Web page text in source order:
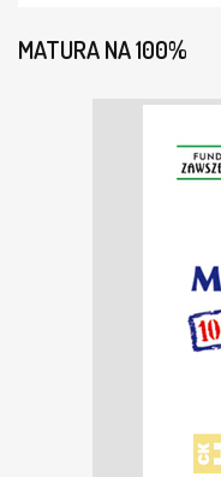
MATURA NA 100%